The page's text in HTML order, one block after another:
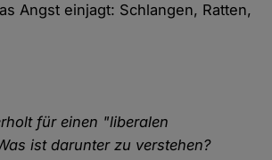
Angst einjagt: Schlangen, Ratten,
für einen "liberalen
ist darunter zu verstehen?